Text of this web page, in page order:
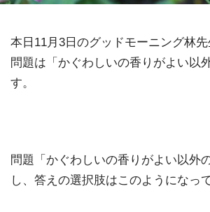
本日11月3日のグッドモーニング林先
問題は「かぐわしいの香りがよい以
す。
問題「かぐわしいの香りがよい以外
し、答えの選択肢はこのようになっ